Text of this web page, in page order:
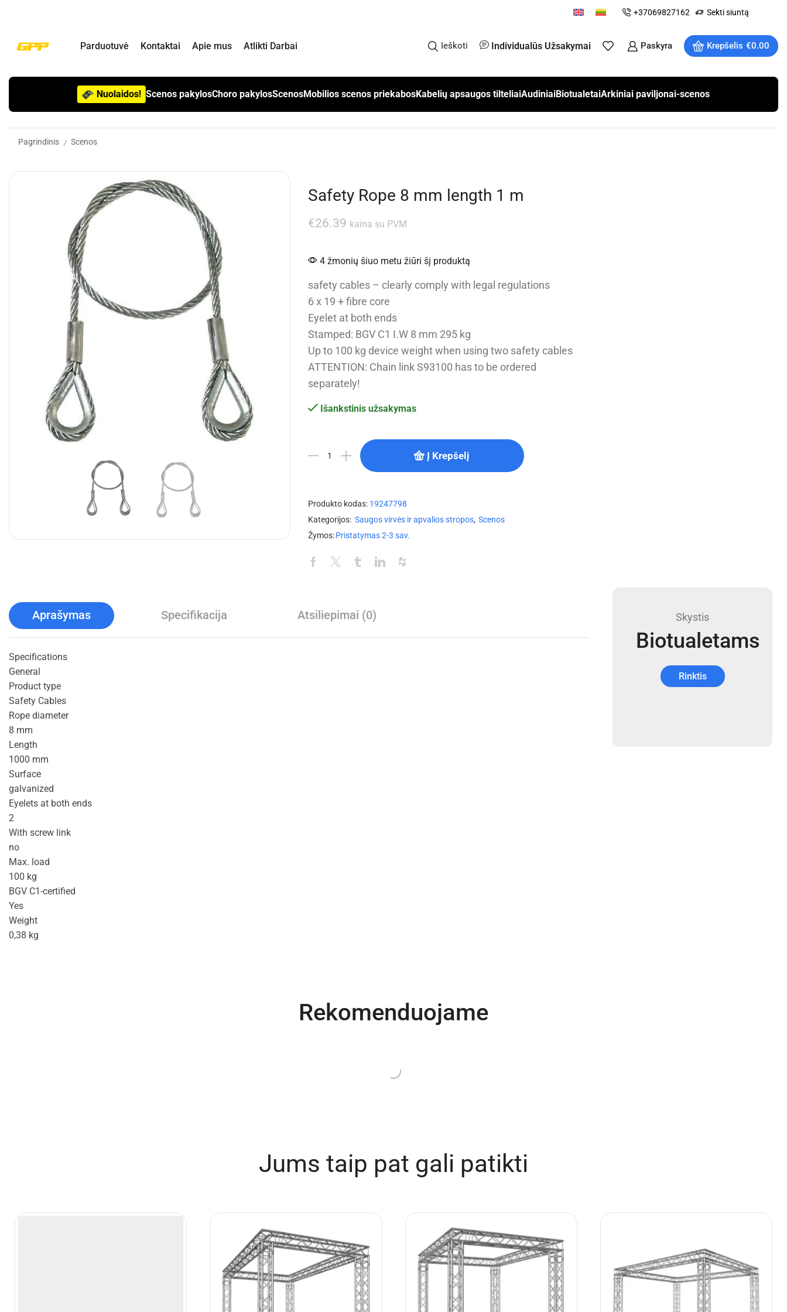
+37069827162 Sekti siuntą
Parduotuvė Kontaktai Apie mus Atlikti Darbai Ieškoti Individualūs Užsakymai Paskyra Krepšelis €0.00
Nuolaidos! Scenos pakylosChoro pakylosScenosMobilios scenos priekabosKabelių apsaugos tilteliaiAudiniaiBiotualetaiArkiniai paviljonai-scenos
Pagrindinis / Scenos
Safety Rope 8 mm length 1 m
€26.39 kaina su PVM
4 žmonių šiuo metu žiūri šį produktą
safety cables – clearly comply with legal regulations
6 x 19 + fibre core
Eyelet at both ends
Stamped: BGV C1 I.W 8 mm 295 kg
Up to 100 kg device weight when using two safety cables
ATTENTION: Chain link S93100 has to be ordered
separately!
Išankstinis užsakymas
Į Krepšelį
Produkto kodas: 19247798
Kategorijos: Saugos virvės ir apvalios stropos, Scenos
Žymos:Pristatymas 2-3 sav.
Aprašymas Specifikacija Atsiliepimai (0)
Specifications
General
Product type
Safety Cables
Rope diameter
8 mm
Length
1000 mm
Surface
galvanized
Eyelets at both ends
2
With screw link
no
Max. load
100 kg
BGV C1-certified
Yes
Weight
0,38 kg
Skystis
Biotualetams
Rinktis
Rekomenduojame
Choro pakyla 6×1,5 m su tvorelėmis
(komplektas)
€5,773.90 €4,395.00
Į krepšelį
GPP Stages Podestas choro pakylai
2×0,5 m
303.19
Į krepšelį
Dirigento pakyla 1x1m, su tvorele ir
60cm kojomis
€474.77
Į krepšelį